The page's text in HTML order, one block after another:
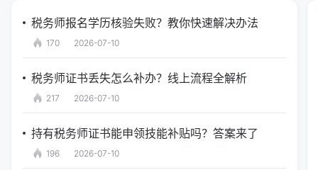
税务师报名学历核验失败？教你快速解决办法
170 2026-07-10
税务师证书丢失怎么补办？线上流程全解析
217 2026-07-10
持有税务师证书能申领技能补贴吗？答案来了
196 2026-07-10